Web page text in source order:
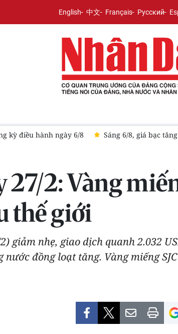
English 中文 Français Русский
6/8 Sáng 6/8, giá bạc tăng phiên thứ 4 liên
27/2: Vàng
thế giới
giảm nhẹ, giao dịch quanh 2.032
đồng loạt tăng. Vàng miếng